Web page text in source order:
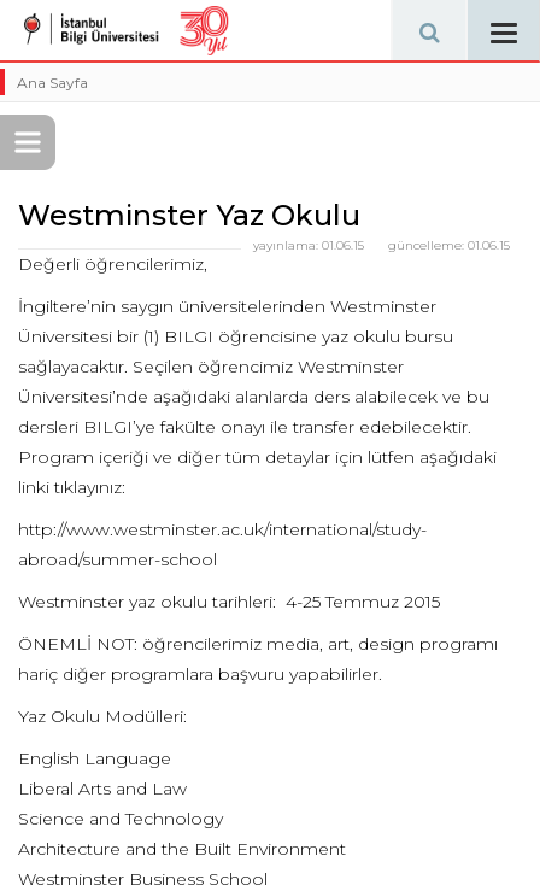
Ana Sayfa
Westminster Yaz Okulu
güncelleme: 01.06.15
yayınlama: 01.06.15
Değerli öğrencilerimiz,
İngiltere’nin saygın üniversitelerinden Westminster
Üniversitesi bir (1) BILGI öğrencisine yaz okulu bursu
sağlayacaktır. Seçilen öğrencimiz Westminster
Üniversitesi’nde aşağıdaki alanlarda ders alabilecek ve bu
dersleri BILGI’ye fakülte onayı ile transfer edebilecektir.
Program içeriği ve diğer tüm detaylar için lütfen aşağıdaki
linki tıklayınız:
http://www.westminster.ac.uk/international/study-
abroad/summer-school
Westminster yaz okulu tarihleri: 4-25 Temmuz 2015
ÖNEMLİ NOT: öğrencilerimiz media, art, design programı
hariç diğer programlara başvuru yapabilirler.
Yaz Okulu Modülleri:
English Language
Liberal Arts and Law
Science and Technology
Architecture and the Built Environment
Westminster Business School